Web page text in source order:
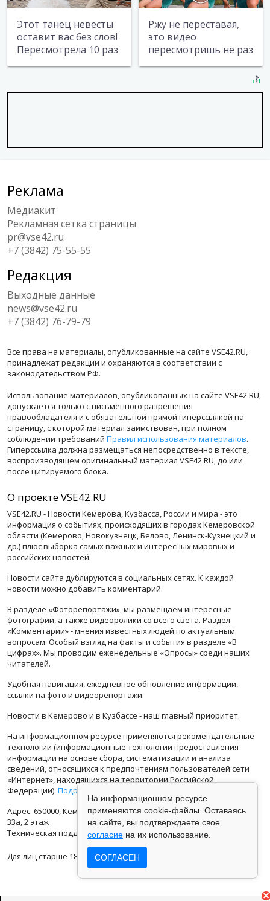
Этот танец невесты
оставит вас без слов!
Пересмотрела 10 раз
Ржу не переставая,
это видео
пересмотришь не раз
Реклама
Медиакит
Рекламная сетка страницы
pr@vse42.ru
+7 (3842) 75-55-55
Редакция
Выходные данные
news@vse42.ru
+7 (3842) 76-79-79
Все права на материалы, опубликованные на сайте VSE42.RU,
принадлежат редакции и охраняются в соответствии с
законодательством РФ.
Использование материалов, опубликованных на сайте VSE42.RU,
допускается только с письменного разрешения
правообладателя и с обязательной прямой гиперссылкой на
страницу, с которой материал заимствован, при полном
соблюдении требований Правил использования материалов.
Гиперссылка должна размещаться непосредственно в тексте,
воспроизводящем оригинальный материал VSE42.RU, до или
после цитируемого блока.
О проекте VSE42.RU
VSE42.RU - Новости Кемерова, Кузбасса, России и мира - это
информация о событиях, происходящих в городах Кемеровской
области (Кемерово, Новокузнецк, Белово, Ленинск-Кузнецкий и
др.) плюс выборка самых важных и интересных мировых и
российских новостей.
Новости сайта дублируются в социальных сетях. К каждой
новости можно добавить комментарий.
В разделе «Фоторепортажи», мы размещаем интересные
фотографии, а также видеоролики со всего света. Раздел
«Комментарии» - мнения известных людей по актуальным
вопросам. Особый взгляд на факты и события в разделе «В
цифрах». Мы проводим еженедельные «Опросы» среди наших
читателей.
Удобная навигация, ежедневное обновление информации,
ссылки на фото и видеорепортажи.
Новости в Кемерово и в Кузбассе - наш главный приоритет.
На информационном ресурсе применяются рекомендательные
технологии (информационные технологии предоставления
информации на основе сбора, систематизации и анализа
сведений, относящихся к предпочтениям пользователей сети
«Интернет», находящихся на территории Российской
Федерации). Подробная информация
Адрес: 650000, Кемеровская Область, г.Кемерово, ул.Кузбасская
33а, 2 этаж
Техническая поддержка: support@vse42.ru
Для лиц старше 18 лет.
На информационном ресурсе
применяются cookie-файлы. Оставаясь
на сайте, вы подтверждаете свое
согласие на их использование.
СОГЛАСЕН